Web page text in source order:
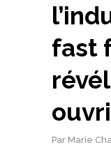
fast
Par Marie